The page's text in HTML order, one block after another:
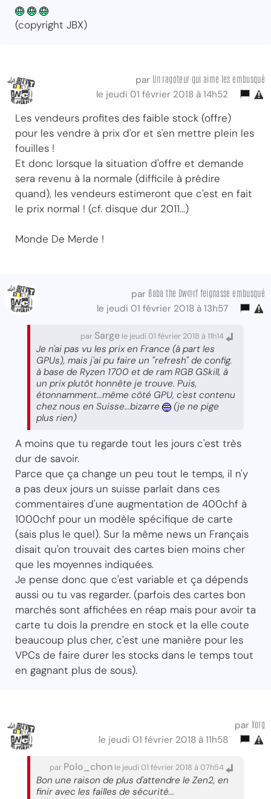
(copyright JBX)
par Un ragoteur qui aime les embusqué
le jeudi 01 février 2018 à 14h52
Les vendeurs profites des faible stock (offre)
pour les vendre à prix d'or et s'en mettre plein les
fouilles !
Et donc lorsque la situation d'offre et demande
sera revenu à la normale (difficile à prédire
quand), les vendeurs estimeront que c'est en fait
le prix normal ! (cf. disque dur 2011...)
Monde De Merde !
par Baba the Dw@rf feignasse embusqué
le jeudi 01 février 2018 à 13h57
par Sarge le jeudi 01 février 2018 à 11h14
Je n'ai pas vu les prix en France (à part les
GPUs), mais j'ai pu faire un "refresh" de config.
à base de Ryzen 1700 et de ram RGB GSkill, à
un prix plutôt honnête je trouve. Puis,
étonnamment...même côté GPU, c'est contenu
chez nous en Suisse...bizarre
(je ne pige
plus rien)
A moins que tu regarde tout les jours c'est très
dur de savoir.
Parce que ça change un peu tout le temps, il n'y
a pas deux jours un suisse parlait dans ces
commentaires d'une augmentation de 400chf à
1000chf pour un modèle spécifique de carte
(sais plus le quel). Sur la même news un Français
disait qu'on trouvait des cartes bien moins cher
que les moyennes indiquées.
Je pense donc que c'est variable et ça dépends
aussi ou tu vas regarder. (parfois des cartes bon
marchés sont affichées en réap mais pour avoir ta
carte tu dois la prendre en stock et la elle coute
beaucoup plus cher, c'est une manière pour les
VPCs de faire durer les stocks dans le temps tout
en gagnant plus de sous).
par Xorg
le jeudi 01 février 2018 à 11h58
par Polo_chon le jeudi 01 février 2018 à 07h54
Bon une raison de plus d'attendre le Zen2, en
finir avec les failles de sécurité...